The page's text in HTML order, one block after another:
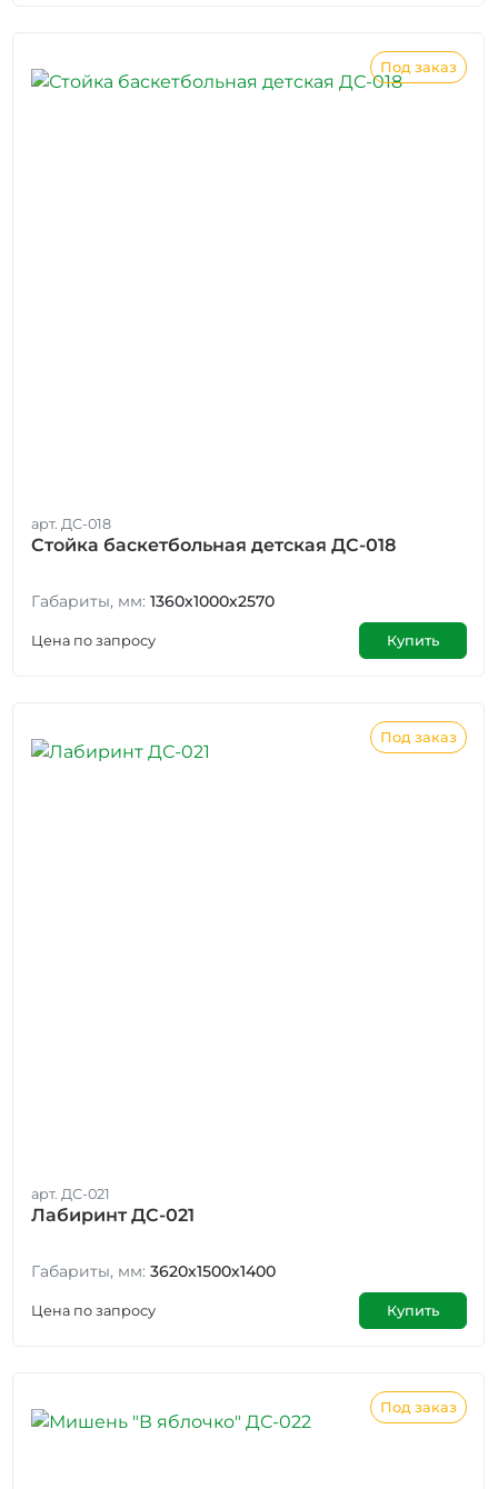
Под заказ
арт. ДС-018
Стойка баскетбольная детская ДС-018
Габариты, мм: 1360х1000х2570
Цена по запросу Купить
Под заказ
арт. ДС-021
Лабиринт ДС-021
Габариты, мм: 3620х1500х1400
Цена по запросу Купить
Под заказ